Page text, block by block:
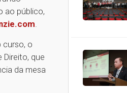
ao público,
curso, o
que
da mesa